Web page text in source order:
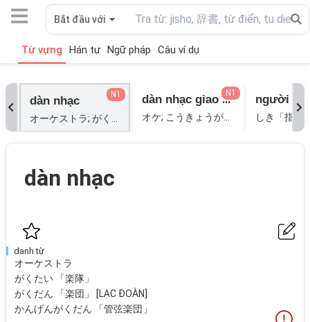
Bắt đầu với
Từ vựng Hán tự Ngữ pháp Câu ví dụ
dàn nhạc N1 dàn nhạc giao hưởng
オケ; こうきょうがくだん「交響楽団」;
N1
しき「指揮
dàn nhạc
danh từ
オーケストラ
がくたい 「楽隊」
がくだん 「楽団」 [LẠC ĐOÀN]
かんげんがくだん 「管弦楽団」